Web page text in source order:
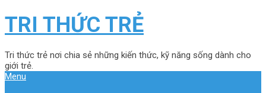
TRI THỨC TRẺ
Tri thức trẻ nơi chia sẻ những kiến thức, kỹ năng sống dành cho
giới trẻ.
Menu